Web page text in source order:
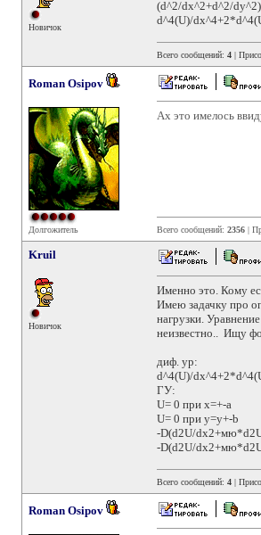
Новичок
(d^2/dx^2+d^2/
d^4(U)/
Всего сообщений: 4 |
Roman Osipov
Долгожитель
Ах это имелось
Всего сообщений: 2356 |
Kruil
Новичок
Именно это. Кому
Имею задачку про
нагрузки.
неизвестно.. Ищу
диф. ур:
d^4(U)/
ГУ:
U= 0 при х=+-a
U= 0 при y=y+-b
-D(d2U/
-D(d2U/
Всего сообщений: 4 |
Roman Osipov